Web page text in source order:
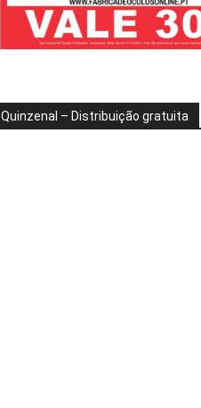
Quinzenal – Distribuição gratuita